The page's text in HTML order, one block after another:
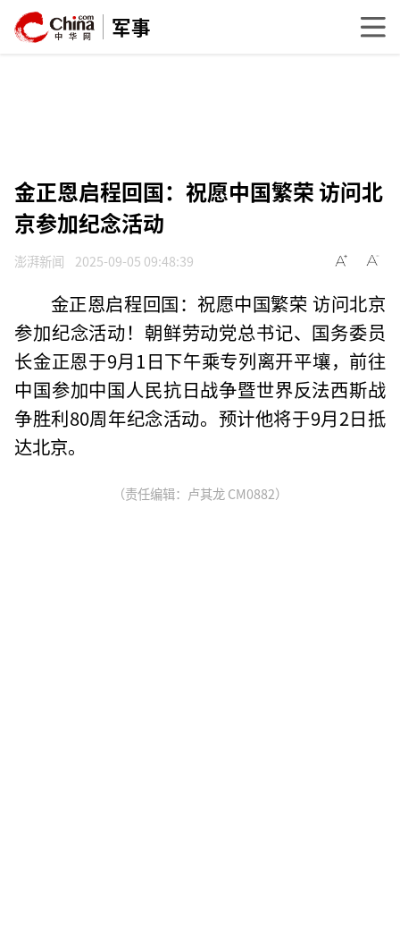
军事
金正恩启程回国：祝愿中国繁荣 访问北
京参加纪念活动
澎湃新闻 2025-09-05 09:48:39
金正恩启程回国：祝愿中国繁荣 访问北京
参加纪念活动！朝鲜劳动党总书记、国务委员
长金正恩于9月1日下午乘专列离开平壤，前往
中国参加中国人民抗日战争暨世界反法西斯战
争胜利80周年纪念活动。预计他将于9月2日抵
达北京。
（责任编辑：卢其龙 CM0882）